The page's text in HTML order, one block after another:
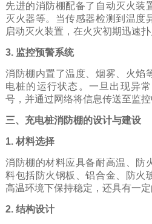
先进的消防棚配备了自动灭火装
灭火器等。当传感器检测到温度
启动灭火装置，在火灾初期迅速扑
3. 监控预警系统
消防棚内置了温度、烟雾、火焰
电桩的运行状态。一旦出现异
号，并通过网络将信息传送至监控
三、充电桩消防棚的设计与建设
1. 材料选择
消防棚的材料应具备耐高温、防
料包括防火钢板、铝合金、防火
高温环境下保持稳定，还具有一定
2. 结构设计